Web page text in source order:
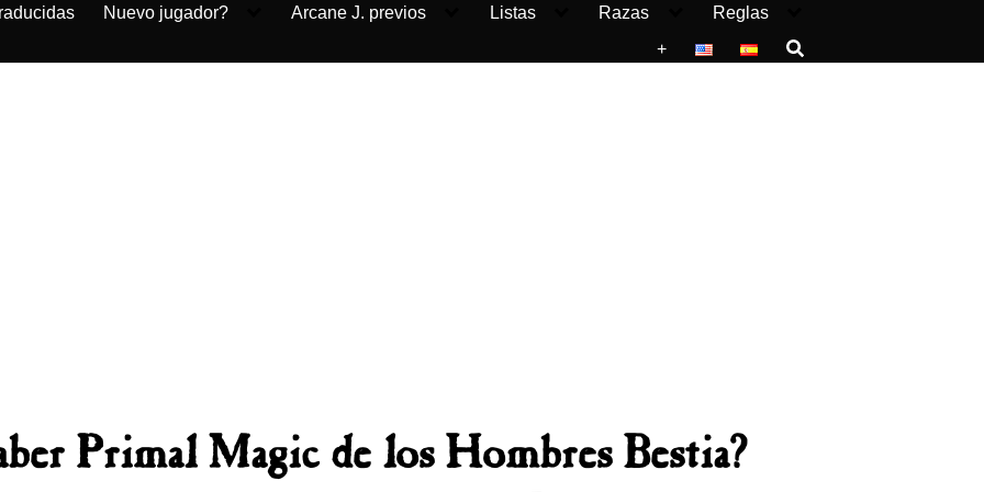
Nuevo jugador? Arcane J. previos Listas Razas
Reglas
+
Primal Magic de los Hombres Bestia?